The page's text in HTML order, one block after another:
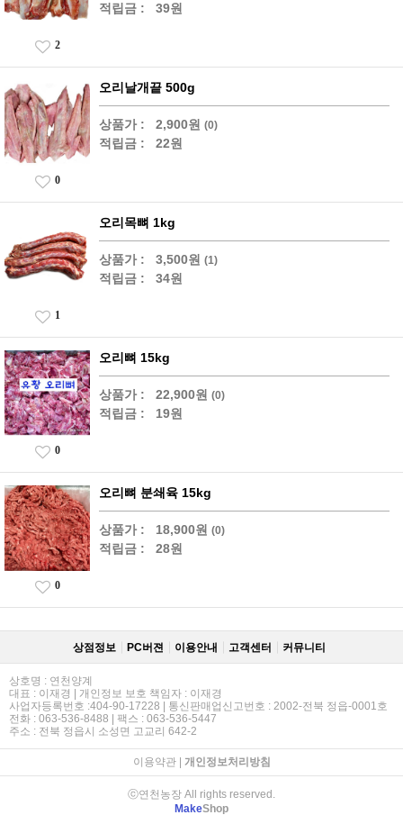
적립금 : 39원
2
오리날개끝 500g
상품가 : 2,900원 (0)
적립금 : 22원
0
오리목뼈 1kg
상품가 : 3,500원 (1)
적립금 : 34원
1
오리뼈 15kg
상품가 : 22,900원 (0)
적립금 : 19원
0
오리뼈 분쇄육 15kg
상품가 : 18,900원 (0)
적립금 : 28원
0
상점정보 PC버젼 이용안내 고객센터 커뮤니티
상호명 : 연천양계
대표 : 이재경 | 개인정보 보호 책임자 : 이재경
사업자등록번호 :404-90-17228 | 통신판매업신고번호 : 2002-전북 정읍-0001호
전화 : 063-536-8488 | 팩스 : 063-536-5447
주소 : 전북 정읍시 소성면 고교리 642-2
이용약관| 개인정보처리방침
ⓒ연천농장 All rights reserved.
MakeShop